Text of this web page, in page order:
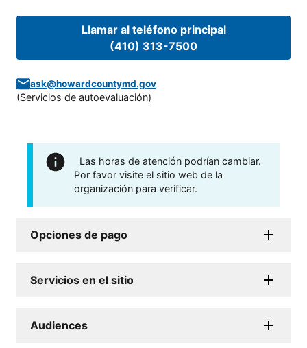
Llamar al teléfono principal
(410) 313-7500
ask@howardcountymd.gov
(Servicios de autoevaluación)
Las horas de atención podrían cambiar.
Por favor visite el sitio web de la
organización para verificar.
Opciones de pago
Servicios en el sitio
Audiences